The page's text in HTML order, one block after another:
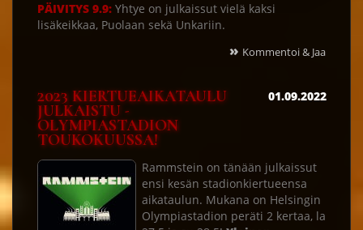
PÄIVITYS 9.9: Yhtye on julkaissut vielä kaksi
lisäkeikkaa, Puolaan sekä Unkariin.
» Kommentoi & Jaa
2023 KIERTUEAIKATAULU
JULKAISTU -
OLYMPIASTADION
TOUKOKUUSSA!
01.09.2022
Rammstein on tänään julkaissut
ensi kesän stadionkiertueensa
aikataulun. Mukana on Helsingin
Olympiastadion peräti 2 kertaa, la